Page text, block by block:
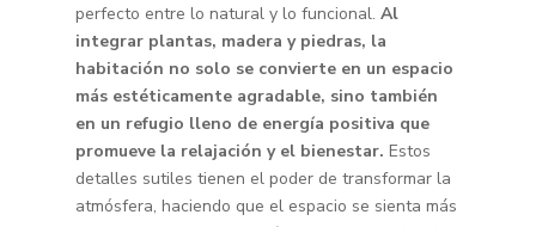
perfecto entre lo natural y lo funcional. Al
integrar plantas, madera y piedras, la
habitación no solo se convierte en un espacio
más estéticamente agradable, sino también
en un refugio lleno de energía positiva que
promueve la relajación y el bienestar. Estos
detalles sutiles tienen el poder de transformar la
atmósfera, haciendo que el espacio se sienta más